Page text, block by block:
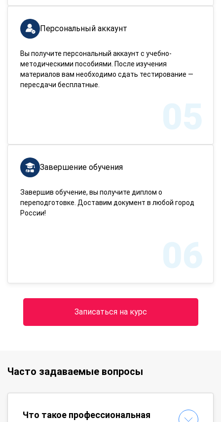
Персональный аккаунт
Вы получите персональный аккаунт с учебно-
методическими пособиями. После изучения
материалов вам необходимо сдать тестирование —
пересдачи бесплатные.
05
Завершение обучения
Завершив обучение, вы получите диплом о
переподготовке. Доставим документ в любой город
России!
06
Записаться на курс
Часто задаваемые вопросы
Что такое профессиональная